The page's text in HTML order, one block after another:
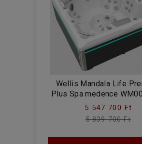
Wellis Mandala Life
Plus Spa medence
5 547 700 Ft
5 839 700 Ft